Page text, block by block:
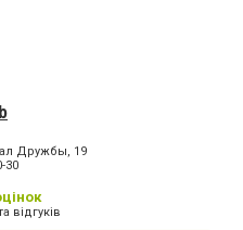
Дружбы, 19
30
відгуків